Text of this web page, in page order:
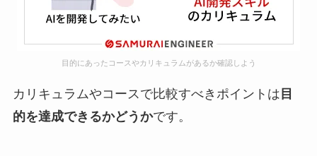
目的にあったコースやカリキュラムがあるか確認しよう
カリキュラムやコースで比較すべきポイントは 目
的を達成できるかどうかです。